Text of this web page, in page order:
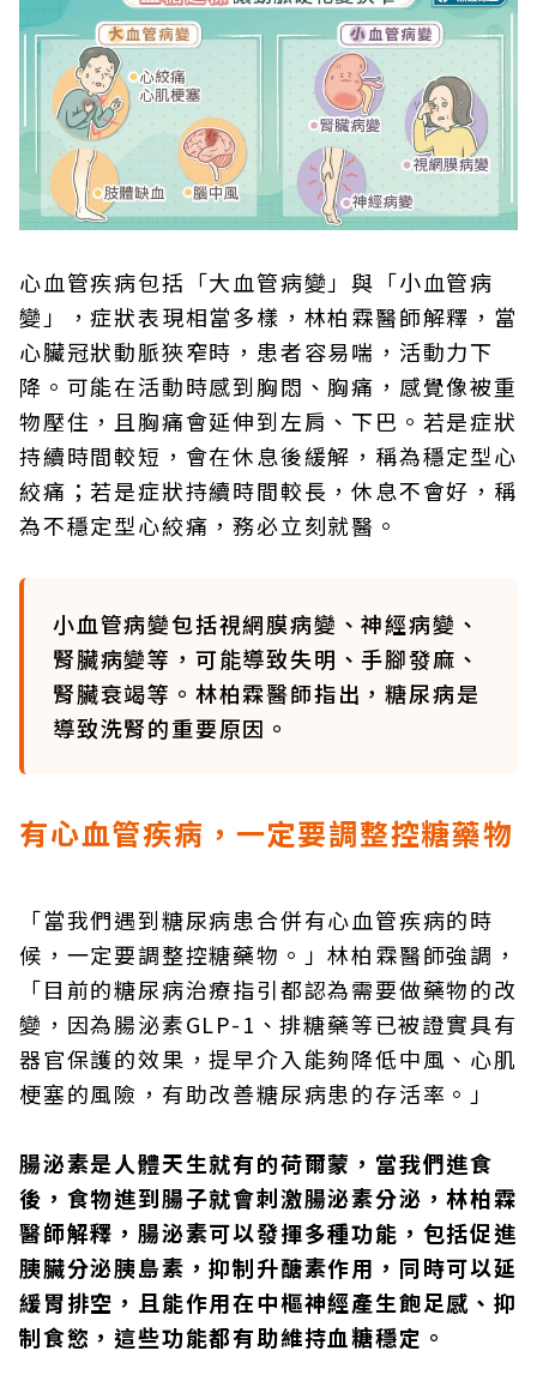
心血管疾病包括「大血管病變」與「小血管病
變」，症狀表現相當多樣，林柏霖醫師解釋，當
心臟冠狀動脈狹窄時，患者容易喘，活動力下
降。可能在活動時感到胸悶、胸痛，感覺像被重
物壓住，且胸痛會延伸到左肩、下巴。若是症狀
持續時間較短，會在休息後緩解，稱為穩定型心
絞痛；若是症狀持續時間較長，休息不會好，稱
為不穩定型心絞痛，務必立刻就醫。
小血管病變包括視網膜病變、神經病變、
腎臟病變等，可能導致失明、手腳發麻、
腎臟衰竭等。林柏霖醫師指出，糖尿病是
導致洗腎的重要原因。
有心血管疾病，一定要調整控糖藥物
「當我們遇到糖尿病患合併有心血管疾病的時
候，一定要調整控糖藥物。」林柏霖醫師強調，
「目前的糖尿病治療指引都認為需要做藥物的改
變，因為腸泌素GLP-1、排糖藥等已被證實具有
器官保護的效果，提早介入能夠降低中風、心肌
梗塞的風險，有助改善糖尿病患的存活率。」
腸泌素是人體天生就有的荷爾蒙，當我們進食
後，食物進到腸子就會刺激腸泌素分泌，林柏霖
醫師解釋，腸泌素可以發揮多種功能，包括促進
胰臟分泌胰島素，抑制升醣素作用，同時可以延
緩胃排空，且能作用在中樞神經產生飽足感、抑
制食慾，這些功能都有助維持血糖穩定。